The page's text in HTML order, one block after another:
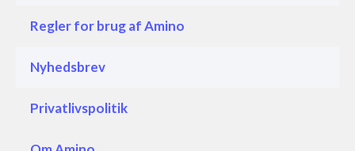
Regler for brug af Amino
Nyhedsbrev
Privatlivspolitik